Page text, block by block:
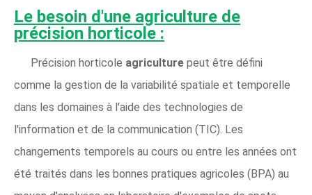
Le besoin d'une agriculture de
précision horticole :
Précision horticole agriculture peut être défini
comme la gestion de la variabilité spatiale et temporelle
dans les domaines à l'aide des technologies de
l'information et de la communication (TIC). Les
changements temporels au cours ou entre les années ont
été traités dans les bonnes pratiques agricoles (BPA) au